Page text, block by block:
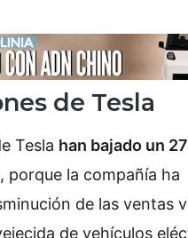
de Tesla
Tesla han bajado un
porque la compañía ha
de las ventas
de vehículos